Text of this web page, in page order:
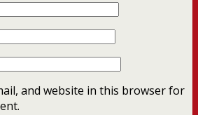
and website in this browser for